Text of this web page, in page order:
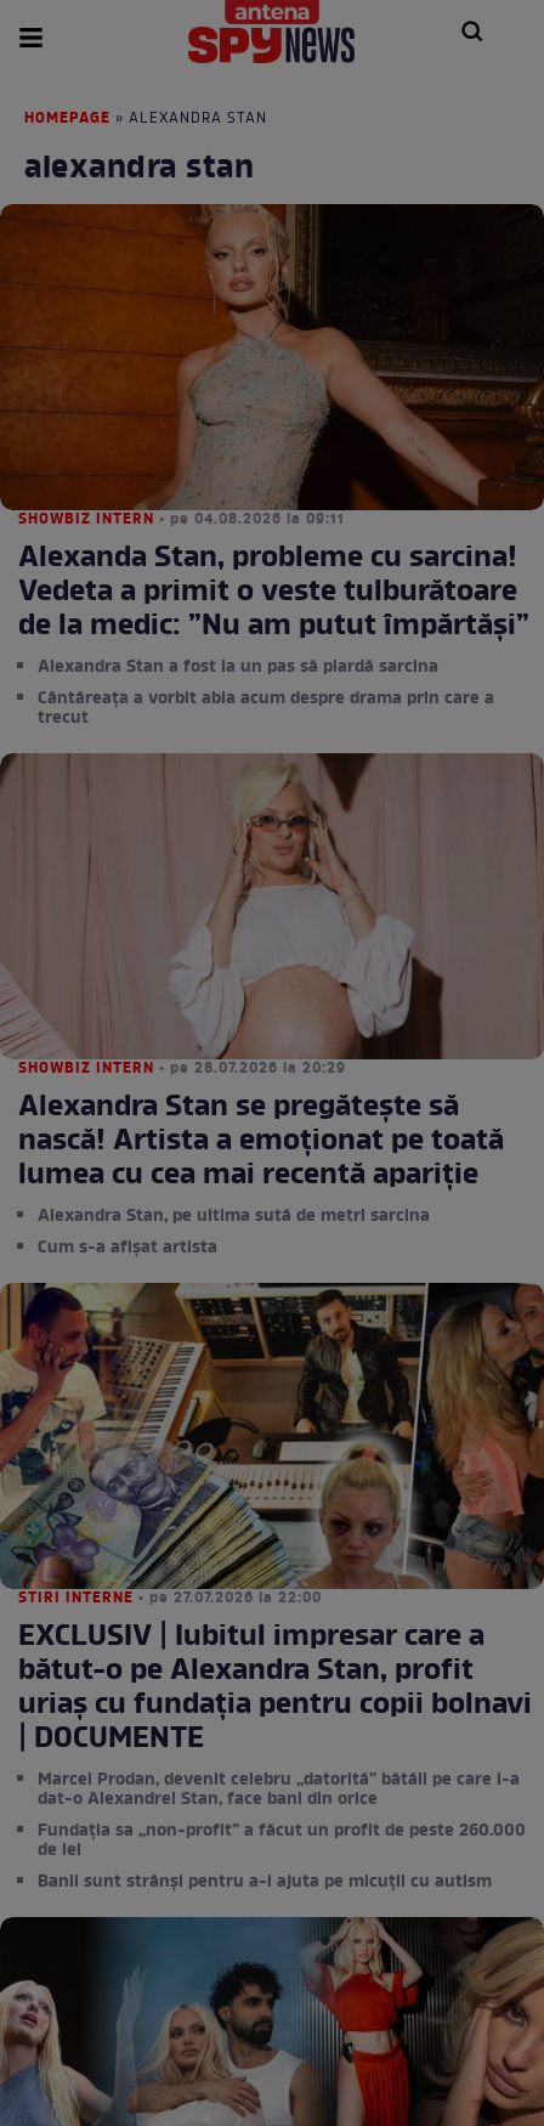
HOMEPAGE » ALEXANDRA STAN
alexandra stan
SHOWBIZ INTERN • pe 04.08.2026 la 09:11
Alexanda Stan, probleme cu sarcina!
Vedeta a primit o veste tulburătoare
de la medic: ”Nu am putut împărtăși”
Alexandra Stan a fost la un pas să piardă sarcina
Cântăreața a vorbit abia acum despre drama prin care a
trecut
SHOWBIZ INTERN • pe 28.07.2026 la 20:29
Alexandra Stan se pregătește să
nască! Artista a emoționat pe toată
lumea cu cea mai recentă apariție
Alexandra Stan, pe ultima sută de metri sarcina
Cum s-a afișat artista
STIRI INTERNE • pe 27.07.2026 la 22:00
EXCLUSIV | Iubitul impresar care a
bătut-o pe Alexandra Stan, profit
uriaș cu fundația pentru copii bolnavi
| DOCUMENTE
Marcel Prodan, devenit celebru „datorită” bătăii pe care i-a
dat-o Alexandrei Stan, face bani din orice
Fundația sa „non-profit” a făcut un profit de peste 260.000
de lei
Banii sunt strânși pentru a-i ajuta pe micuții cu autism